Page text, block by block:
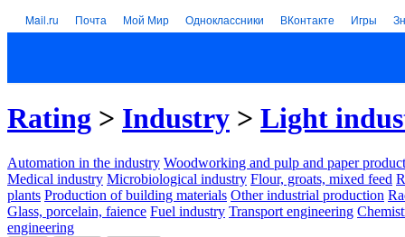
Mail.ru Почта Мой Мир Одноклассники ВКонтакте Игры
Rating > Industry > Light
Automation in the industry Woodworking and pulp and paper
Medical industry Microbiological industry Flour, groats, mixed feed
plants Production of building materials Other industrial production
Glass, porcelain, faience Fuel industry Transport engineering
engineering